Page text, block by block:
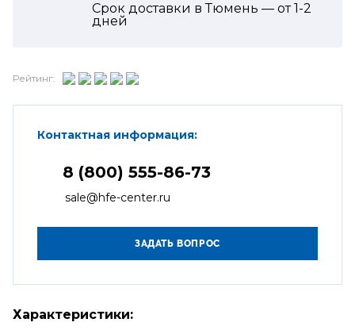
Срок доставки в Тюмень — от1-2
дней
Рейтинг:
Контактная информация:
8 (800) 555-86-73
sale@hfe-center.ru
Характеристики: